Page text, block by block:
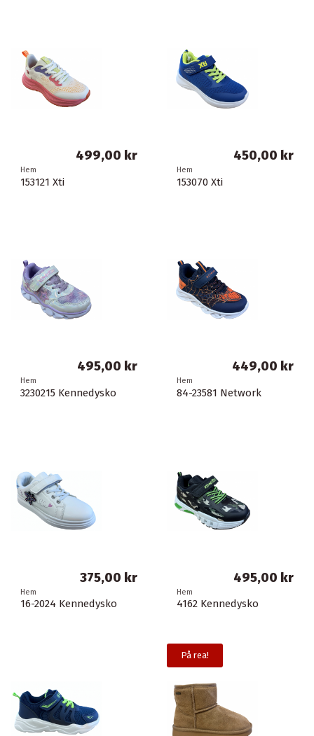
Hem
153070 Xti
450,00 kr
Hem
153121 Xti
499,00 kr
Hem
84-23581 Network
449,00 kr
Hem
3230215 Kennedysko
495,00 kr
Hem
4162 Kennedysko
495,00 kr
Hem
16-2024 Kennedysko
375,00 kr
På rea!